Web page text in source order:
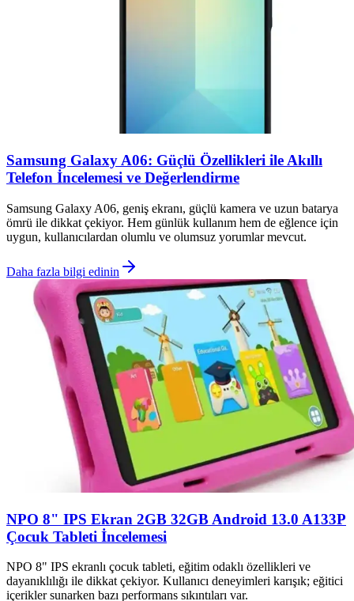
Samsung Galaxy A06: Güçlü Özellikleri ile Akıllı
Telefon İncelemesi ve Değerlendirme
Samsung Galaxy A06, geniş ekranı, güçlü kamera ve uzun batarya
ömrü ile dikkat çekiyor. Hem günlük kullanım hem de eğlence için
uygun, kullanıcılardan olumlu ve olumsuz yorumlar mevcut.
Daha fazla bilgi edinin
NPO 8" IPS Ekran 2GB 32GB Android 13.0 A133P
Çocuk Tableti İncelemesi
NPO 8" IPS ekranlı çocuk tableti, eğitim odaklı özellikleri ve
dayanıklılığı ile dikkat çekiyor. Kullanıcı deneyimleri karışık; eğitici
içerikler sunarken bazı performans sıkıntıları var.